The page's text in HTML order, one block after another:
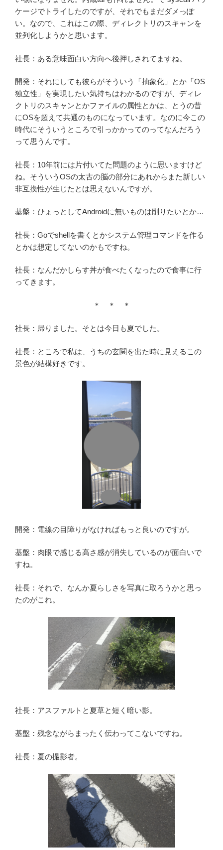
ケージでトライしたのですが、それでもまだダメっぽ
い。なので、これはこの際、ディレクトリのスキャンを
並列化しようかと思います。
社長：ある意味面白い方向へ後押しされてますね。
開発：それにしても彼らがそういう「抽象化」とか「OS
独立性」を実現したい気持ちはわかるのですが、ディレ
クトリのスキャンとかファイルの属性とかは、とうの昔
にOSを超えて共通のものになっています。なのに今この
時代にそういうところで引っかかってのってなんだろう
って思うんです。
社長：10年前には片付いてた問題のように思いますけど
ね。そういうOSの太古の脳の部分にあれからまた新しい
非互換性が生じたとは思えないんですが。
基盤：ひょっとしてAndroidに無いものは削りたいとか…
社長：Goでshellを書くとかシステム管理コマンドを作る
とかは想定してないのかもですね。
社長：なんだかしらす丼が食べたくなったので食事に行
ってきます。
＊ ＊ ＊
社長：帰りました。そとは今日も夏でした。
社長：ところで私は、うちの玄関を出た時に見えるこの
景色が結構好きです。
開発：電線の目障りがなければもっと良いのですが。
基盤：肉眼で感じる高さ感が消失しているのが面白いで
すね。
社長：それで、なんか夏らしさを写真に取ろうかと思っ
たのがこれ。
社長：アスファルトと夏草と短く暗い影。
基盤：残念ながらまったく伝わってこないですね。
社長：夏の撮影者。